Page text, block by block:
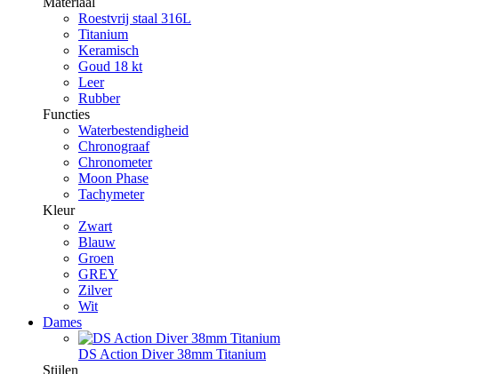
Roestvrij staal 316L
Titanium
Keramisch
Goud 18 kt
Leer
Rubber
Functies
Waterbestendigheid
Chronograaf
Chronometer
Moon Phase
Tachymeter
Kleur
Zwart
Blauw
Groen
GREY
Zilver
Wit
Dames
DS Action Diver 38mm Titanium
Stijlen